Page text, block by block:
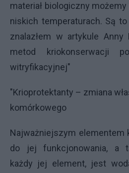
materiał biologiczny
niskich temperaturach. Są
znalazłem w artykule Anny
metod kriokonserwacji
witryfikacyjnej"
"Krioprotektanty – zmiana
komórkowego
Najważniejszym elementem
do jej funkcjonowania, a
każdy jej element, jest